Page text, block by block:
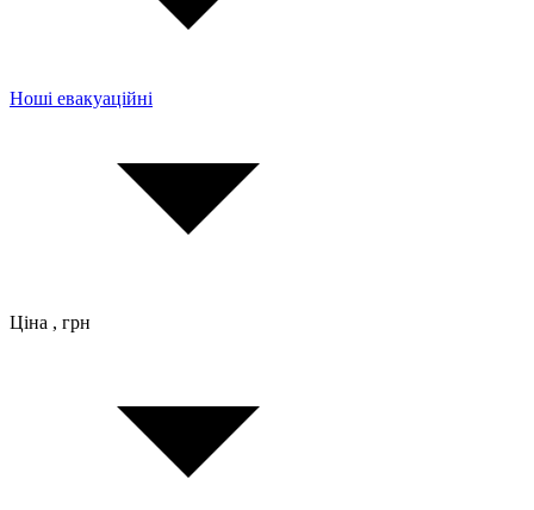
Ноші евакуаційні
Ціна , грн